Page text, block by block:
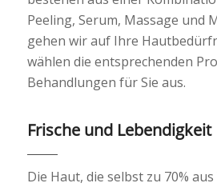
Peeling, Serum, Massage und
gehen wir auf Ihre
wählen die entsprechenden
Behandlungen für Sie aus.
Frische und Lebendigkeit
Die Haut, die selbst zu 70%